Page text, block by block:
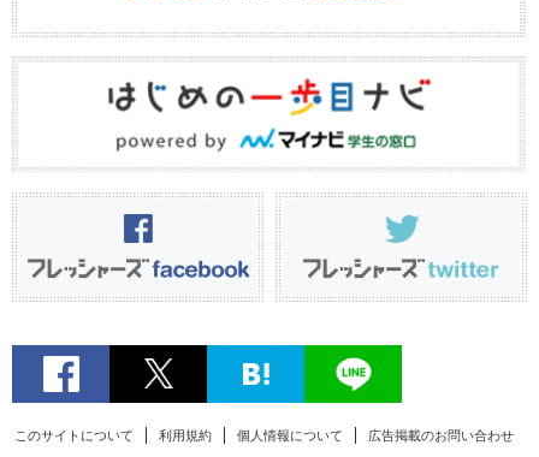
このサイトについて 利用規約 個人情報について 広告掲載のお問い合わせ